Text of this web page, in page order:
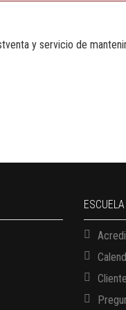
y servicio de